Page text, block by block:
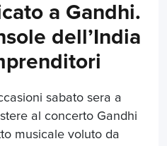
a Gandhi.
dell’India
sabato sera a
al concerto Gandhi
musicale voluto da